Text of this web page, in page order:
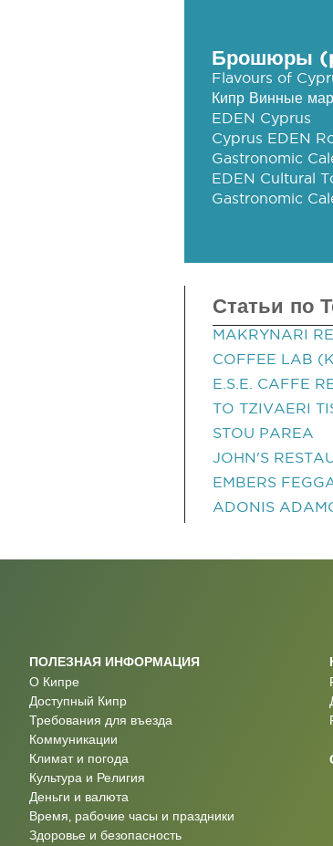
Брошюры
Flavours of
Кипр Винные
EDEN Cyprus
Cyprus EDEN
Gastronomic
EDEN Cultural
Gastronomic
Статьи по
MAKRYNARI
COFFEE LAB
E.S.E. CAFFE
TO TZIVAERI
STOU PAREA
JOHN'S
EMBERS
ADONIS
ПОЛЕЗНАЯ ИНФОРМАЦИЯ
О Кипре
Доступный Кипр
Требования для въезда
Коммуникации
Климат и погода
Культура и Религия
Деньги и валюта
Время, рабочие часы и праздники
Здоровье и безопасность